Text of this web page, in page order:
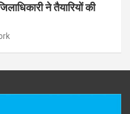
ने तैयारियों की